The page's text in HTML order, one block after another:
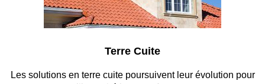
Terre Cuite
en terre cuite poursuivent leur évolution pour